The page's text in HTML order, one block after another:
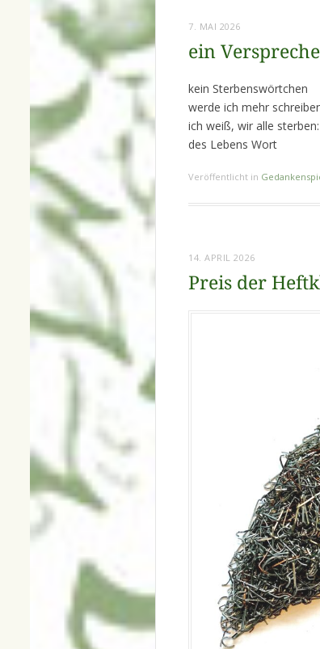
7. MAI 2026
ein
kein Sterbenswörtchen
werde ich mehr
ich weiß, wir alle
des Lebens Wort
Veröffentlicht in
14. APRIL 2026
Preis der